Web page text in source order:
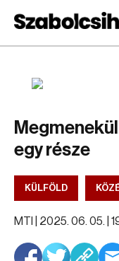
egy része
KÜLFÖLD
MTI | 2025. 06. 05. |